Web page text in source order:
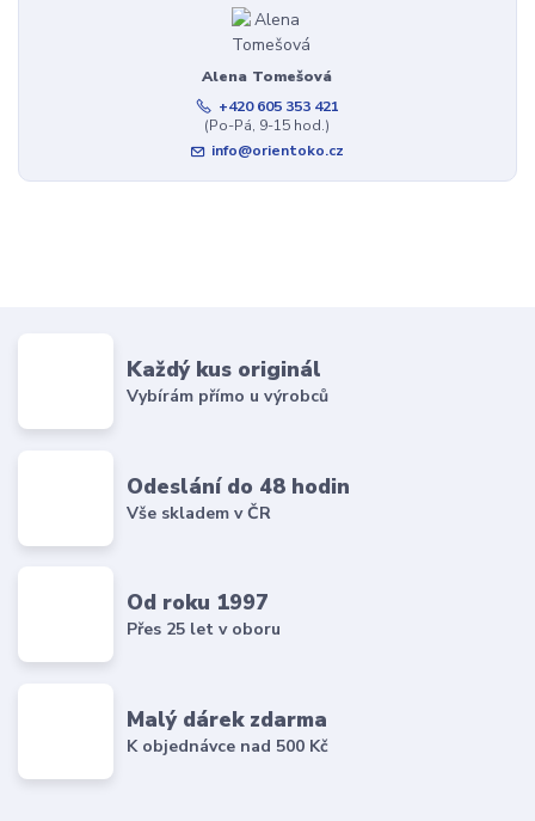
Alena Tomešová
+420 605 353 421
(Po-Pá, 9-15 hod.)
info@orientoko.cz
Každý kus originál
Vybírám přímo u výrobců
Odeslání do 48 hodin
Vše skladem v ČR
Od roku 1997
Přes 25 let v oboru
Malý dárek zdarma
K objednávce nad 500 Kč